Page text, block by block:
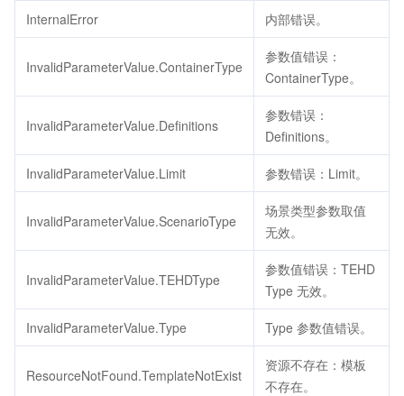
InternalError 内部错误。
InvalidParameterValue.ContainerType
参数值错误：
ContainerType。
InvalidParameterValue.Definitions
参数错误：
Definitions。
InvalidParameterValue.Limit 参数错误：Limit。
InvalidParameterValue.ScenarioType
场景类型参数取值
无效。
InvalidParameterValue.TEHDType
参数值错误：TEHD
Type 无效。
InvalidParameterValue.Type Type 参数值错误。
ResourceNotFound.TemplateNotExist
资源不存在：模板
不存在。